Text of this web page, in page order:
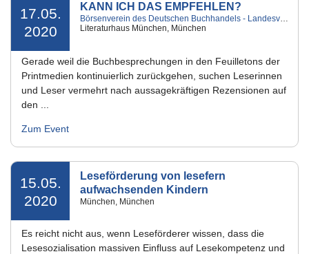
17.05.
2020
KANN ICH DAS EMPFEHLEN?
Börsenverein des Deutschen Buchhandels - Landesverband Bayern e.V.
Literaturhaus München, München
Gerade weil die Buchbesprechungen in den Feuilletons der
Printmedien kontinuierlich zurückgehen, suchen Leserinnen
und Leser vermehrt nach aussagekräftigen Rezensionen auf
den ...
Zum Event
15.05.
2020
Leseförderung von lesefern
aufwachsenden Kindern
München, München
Es reicht nicht aus, wenn Leseförderer wissen, dass die
Lesesozialisation massiven Einfluss auf Lesekompetenz und